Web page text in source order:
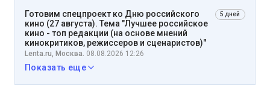
Готовим спецпроект ко Дню российского
кино (27 августа). Тема "Лучшее российское
кино - топ редакции (на основе мнений
кинокритиков, режиссеров и сценаристов)"
5 дней
Lenta.ru, Москва. 08.08.2026 12:26
Показать еще